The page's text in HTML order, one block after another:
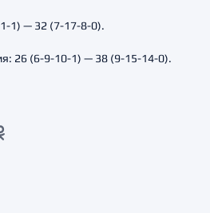
1) — 32 (7-17-8-0).
26 (6-9-10-1) — 38 (9-15-14-0).